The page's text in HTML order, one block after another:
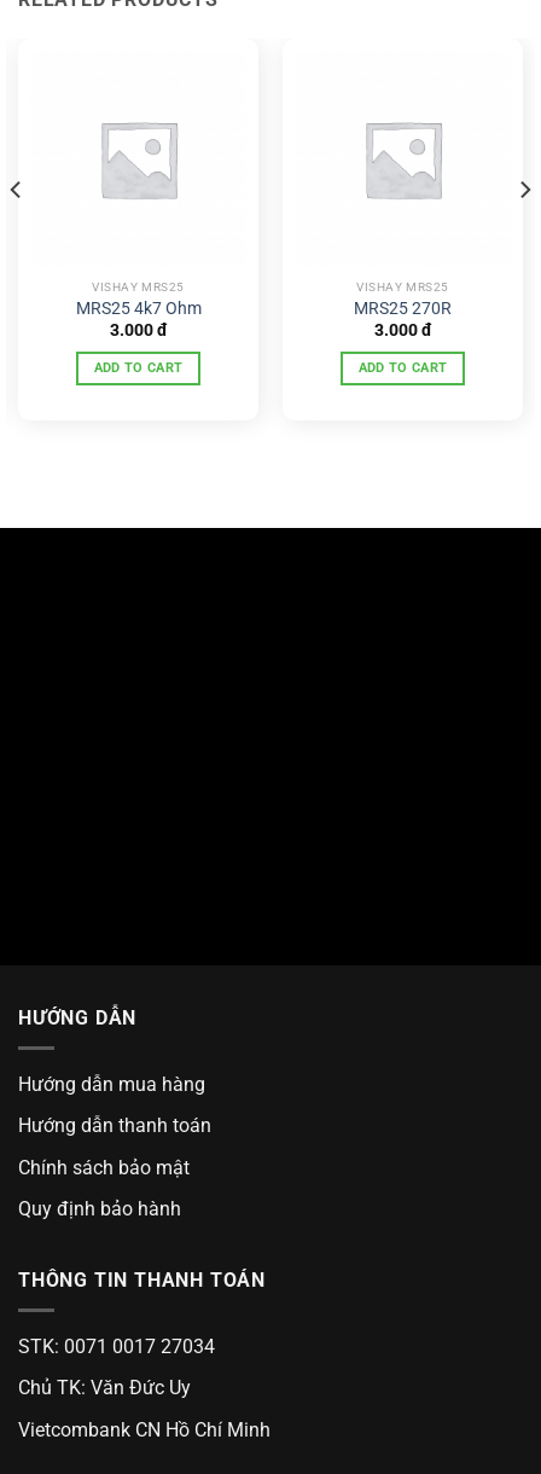
VISHAY MRS25
MRS25 4k7 Ohm
3.000đ
ADD TO CART
VISHAY MRS25
MRS25 270R
3.000đ
ADD TO CART
HƯỚNG DẪN
Hướng dẫn mua hàng
Hướng dẫn thanh toán
Chính sách bảo mật
Quy định bảo hành
THÔNG TIN THANH TOÁN
STK: 0071 0017 27034
Chủ TK: Văn Đức Uy
Vietcombank CN Hồ Chí Minh